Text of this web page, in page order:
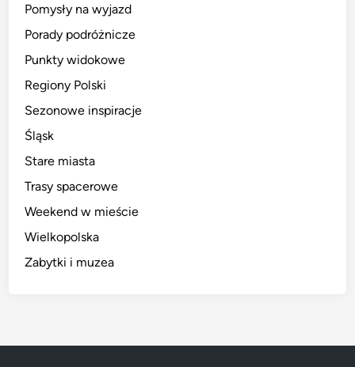
Pomysły na wyjazd
Porady podróżnicze
Punkty widokowe
Regiony Polski
Sezonowe inspiracje
Śląsk
Stare miasta
Trasy spacerowe
Weekend w mieście
Wielkopolska
Zabytki i muzea